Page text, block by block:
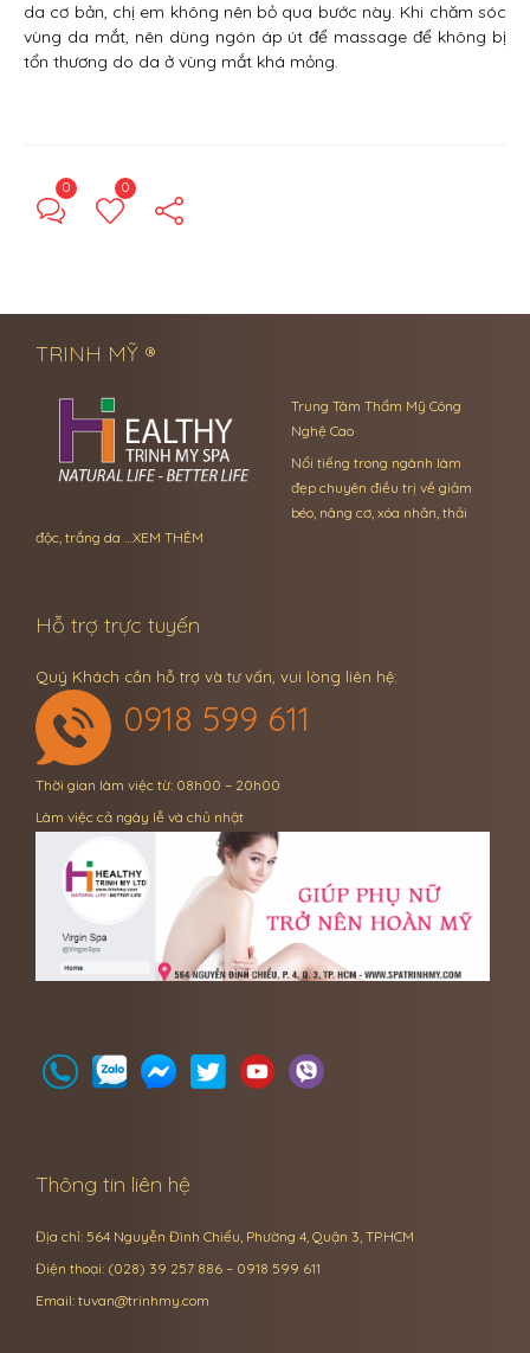
da cơ bản, chị em không nên bỏ qua bước này. Khi chăm sóc
vùng da mắt, nên dùng ngón áp út để massage để không bị
tổn thương do da ở vùng mắt khá mỏng.
0 0
TRINH MỸ ®
Trung Tâm Thẩm Mỹ Công
Nghệ Cao
Nổi tiếng trong ngành làm
đẹp chuyên điều trị về giảm
béo, nâng cơ, xóa nhăn, thải
độc, trắng da …XEM THÊM
Hỗ trợ trực tuyến
Quý Khách cần hỗ trợ và tư vấn, vui lòng liên hệ:
0918 599 611
Thời gian làm việc từ: 08h00 – 20h00
Làm việc cả ngày lễ và chủ nhật
Thông tin liên hệ
Địa chỉ: 564 Nguyễn Đình Chiểu, Phường 4, Quận 3, TP.HCM
Điện thoại: (028) 39 257 886 – 0918 599 611
Email: tuvan@trinhmy.com